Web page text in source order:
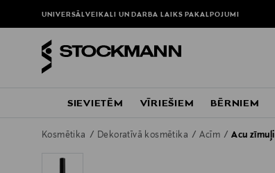
UNIVERSĀLVEIKALI UN DARBA LAIKSPAKALPOJUMI
SIEVIETĒM VĪRIEŠIEM BĒRNIEM
Kosmētika Dekoratīvā kosmētika Acīm Acu zīmuļi